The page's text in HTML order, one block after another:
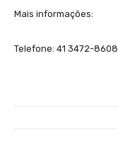
Mais informações:
Telefone: 41 3472-8608